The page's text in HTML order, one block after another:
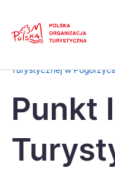
Česká
Dansk
Turystycznej w
Punkt